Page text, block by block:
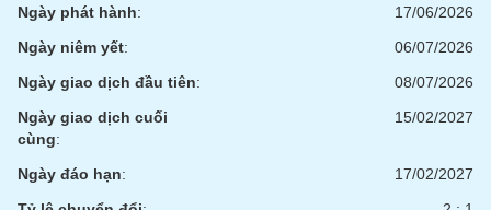
Ngày phát hành:
17/06/2026
Ngày niêm yết:
06/07/2026
Ngày giao dịch đầu tiên:
08/07/2026
Ngày giao dịch cuối
cùng:
15/02/2027
Ngày đáo hạn:
17/02/2027
thông
tài
Dữ